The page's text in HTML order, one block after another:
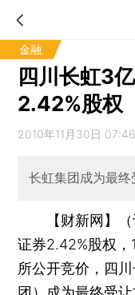
金融
四川长虹3
2.42%股权
2010年11月30日 07:46
长虹集团成为最终
【财新网】
证券2.42%股权
所公开竞价，四